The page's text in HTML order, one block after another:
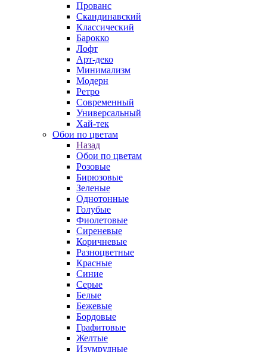
Прованс
Скандинавский
Классический
Барокко
Лофт
Арт-деко
Минимализм
Модерн
Ретро
Современный
Универсальный
Хай-тек
Обои по цветам
Назад
Обои по цветам
Розовые
Бирюзовые
Зеленые
Однотонные
Голубые
Фиолетовые
Сиреневые
Коричневые
Разноцветные
Красные
Синие
Серые
Белые
Бежевые
Бордовые
Графитовые
Желтые
Изумрудные